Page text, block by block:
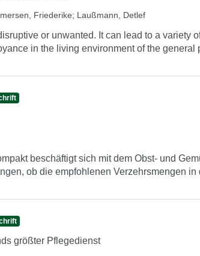
Friederike; Laußmann, Detlef
or unwanted. It can lead to a variety
in the living environment of the general
beschäftigt sich mit dem Obst- und
ob die empfohlenen Verzehrsmengen
größter Pflegedienst